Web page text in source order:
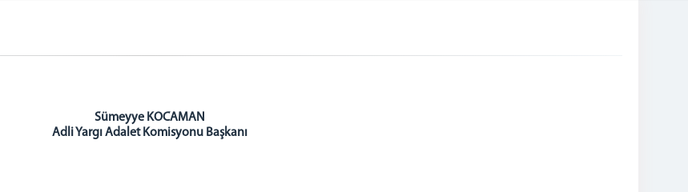
Sümeyye KOCAMAN
Adli Yargı Adalet Komisyonu Başkanı